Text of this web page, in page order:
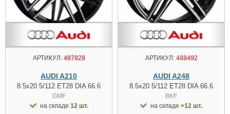
АРТИКУЛ:487828
AUDI A210
8.5x20 5/112 ET28 DIA 66.6
GMF
на складе 12 шт.
АРТИКУЛ:488492
AUDI A248
8.5x20 5/112 ET28 DIA 66.6
BKF
на складе >12 шт.